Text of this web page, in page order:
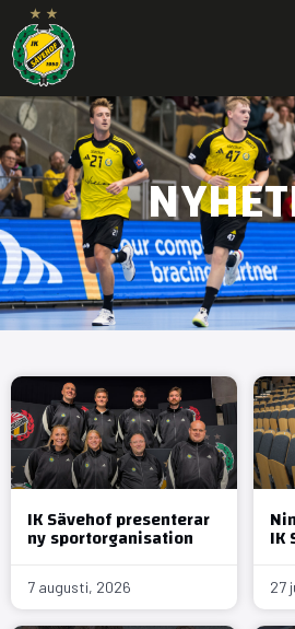
IK Sävehof presenterar
ny sportorganisation
7 augusti, 2026
IK
27